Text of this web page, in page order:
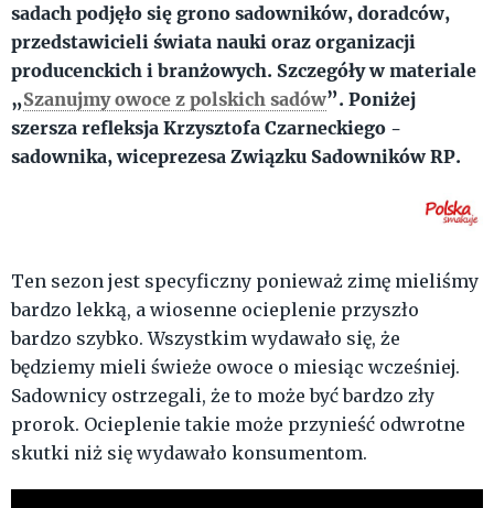
sadach podjęło się grono sadowników, doradców,
przedstawicieli świata nauki oraz organizacji
producenckich i branżowych. Szczegóły w materiale
„Szanujmy owoce z polskich sadów”. Poniżej
szersza refleksja Krzysztofa Czarneckiego -
sadownika, wiceprezesa Związku Sadowników RP.
Ten sezon jest specyficzny ponieważ zimę mieliśmy
bardzo lekką, a wiosenne ocieplenie przyszło
bardzo szybko. Wszystkim wydawało się, że
będziemy mieli świeże owoce o miesiąc wcześniej.
Sadownicy ostrzegali, że to może być bardzo zły
prorok. Ocieplenie takie może przynieść odwrotne
skutki niż się wydawało konsumentom.